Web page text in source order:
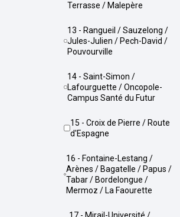
Terrasse / Malepère
13 - Rangueil / Sauzelong /
Jules-Julien / Pech-David /
Pouvourville
14 - Saint-Simon /
Lafourguette / Oncopole-
Campus Santé du Futur
15 - Croix de Pierre / Route
d'Espagne
16 - Fontaine-Lestang /
Arènes / Bagatelle / Papus /
Tabar / Bordelongue /
Mermoz / La Faourette